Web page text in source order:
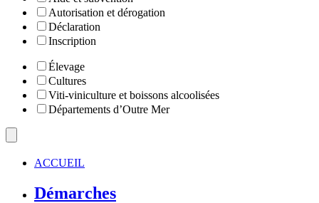
Autorisation et dérogation
Déclaration
Inscription
Élevage
Cultures
Viti-viniculture et boissons alcoolisées
Départements d’Outre Mer
ACCUEIL
Démarches